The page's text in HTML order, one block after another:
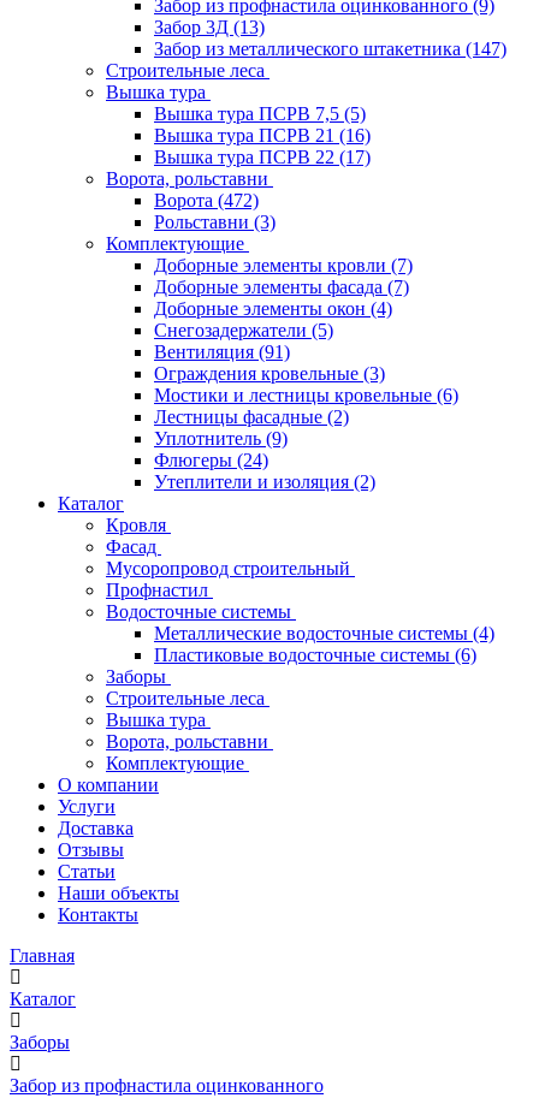
Забор из профнастила оцинкованного (9)
Забор 3Д (13)
Забор из металлического штакетника (147)
Строительные леса
Вышка тура
Вышка тура ПСРВ 7,5 (5)
Вышка тура ПСРВ 21 (16)
Вышка тура ПСРВ 22 (17)
Ворота, рольставни
Ворота (472)
Рольставни (3)
Комплектующие
Доборные элементы кровли (7)
Доборные элементы фасада (7)
Доборные элементы окон (4)
Снегозадержатели (5)
Вентиляция (91)
Ограждения кровельные (3)
Мостики и лестницы кровельные (6)
Лестницы фасадные (2)
Уплотнитель (9)
Флюгеры (24)
Утеплители и изоляция (2)
Каталог
Кровля
Фасад
Мусоропровод строительный
Профнастил
Водосточные системы
Металлические водосточные системы (4)
Пластиковые водосточные системы (6)
Заборы
Строительные леса
Вышка тура
Ворота, рольставни
Комплектующие
О компании
Услуги
Доставка
Отзывы
Статьи
Наши объекты
Контакты
Главная
Каталог
Заборы
Забор из профнастила оцинкованного